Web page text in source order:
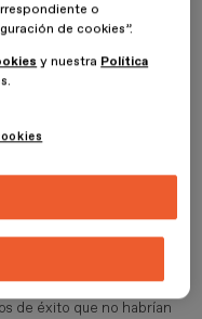
moda que realizan
visión. Pero también
de éxito que no habrían
o
de cookies”.
y nuestra Política